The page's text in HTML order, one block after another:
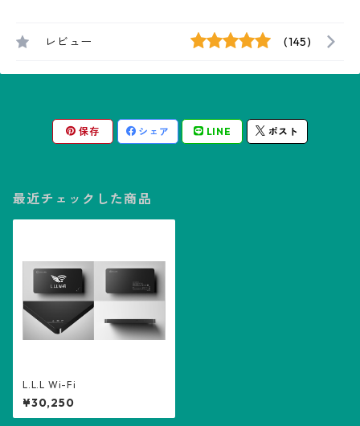
レビュー (145)
保存 シェア LINE ポスト
最近チェックした商品
L.L.L Wi-Fi
¥30,250